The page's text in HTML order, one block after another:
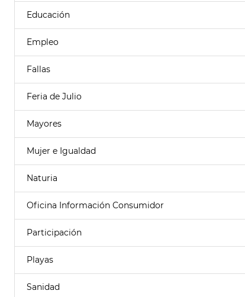
Educación
Empleo
Fallas
Feria de Julio
Mayores
Mujer e Igualdad
Naturia
Oficina Información Consumidor
Participación
Playas
Sanidad